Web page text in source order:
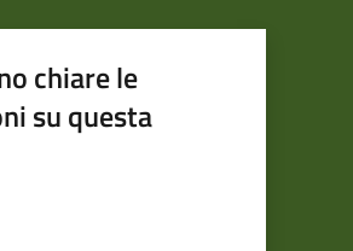
chiare le
su questa